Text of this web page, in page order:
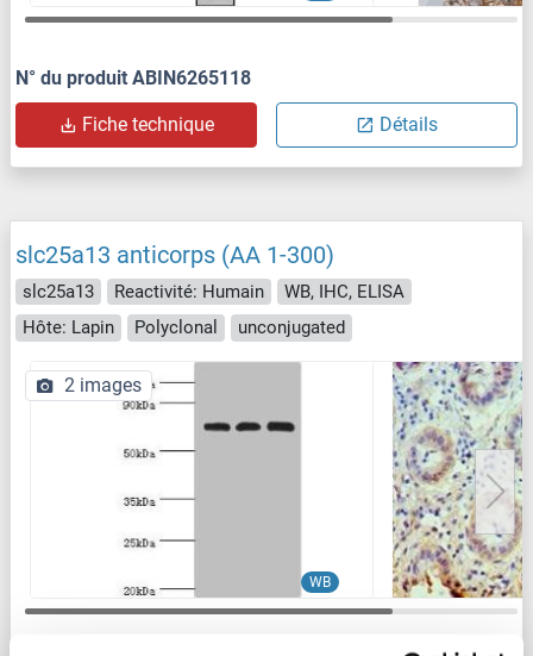
N° du produit ABIN6265118
Fiche technique Détails
slc25a13 anticorps (AA 1-300)
slc25a13 Reactivité: Humain
WB, IHC, ELISA
Hôte: Lapin
Polyclonal unconjugated
WB
2 images